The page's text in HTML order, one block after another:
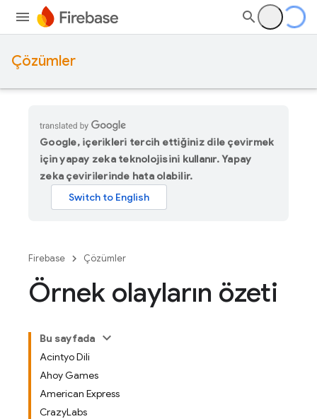
Çözümler
Google, içerikleri tercih ettiğiniz dile çevirmek
için yapay zeka teknolojisini kullanır. Yapay
zeka çevirilerinde hata olabilir.
Firebase Çözümler
Örnek olayların özeti
Bu sayfada
Acintyo Dili
Ahoy Games
American Express
CrazyLabs